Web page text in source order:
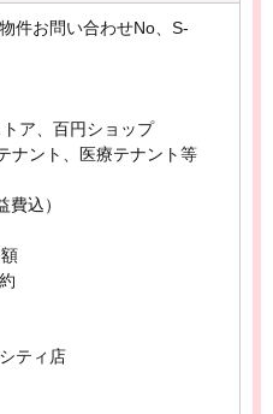
件お問い合わせNo、S-
ア、百円ショップ
ント、医療テナント等
込）
ティ店